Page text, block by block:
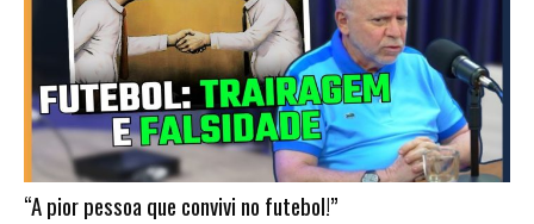
“A pior pessoa que convivi no futebol!”